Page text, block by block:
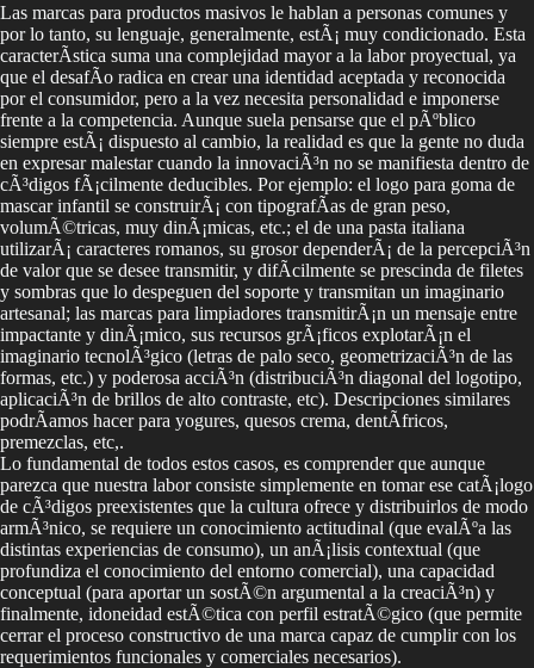
Las marcas para productos masivos le hablan a personas comunes y
por lo tanto, su lenguaje, generalmente, estÃ¡ muy condicionado. Esta
caracterÃ­stica suma una complejidad mayor a la labor proyectual, ya
que el desafÃ­o radica en crear una identidad aceptada y reconocida
por el consumidor, pero a la vez necesita personalidad e imponerse
frente a la competencia. Aunque suela pensarse que el pÃºblico
siempre estÃ¡ dispuesto al cambio, la realidad es que la gente no duda
en expresar malestar cuando la innovaciÃ³n no se manifiesta dentro de
cÃ³digos fÃ¡cilmente deducibles. Por ejemplo: el logo para goma de
mascar infantil se construirÃ¡ con tipografÃ­as de gran peso,
volumÃ©tricas, muy dinÃ¡micas, etc.; el de una pasta italiana
utilizarÃ¡ caracteres romanos, su grosor dependerÃ¡ de la percepciÃ³n
de valor que se desee transmitir, y difÃ­cilmente se prescinda de filetes
y sombras que lo despeguen del soporte y transmitan un imaginario
artesanal; las marcas para limpiadores transmitirÃ¡n un mensaje entre
impactante y dinÃ¡mico, sus recursos grÃ¡ficos explotarÃ¡n el
imaginario tecnolÃ³gico (letras de palo seco, geometrizaciÃ³n de las
formas, etc.) y poderosa acciÃ³n (distribuciÃ³n diagonal del logotipo,
aplicaciÃ³n de brillos de alto contraste, etc). Descripciones similares
podrÃ­amos hacer para yogures, quesos crema, dentÃ­fricos,
premezclas, etc,.
Lo fundamental de todos estos casos, es comprender que aunque
parezca que nuestra labor consiste simplemente en tomar ese catÃ¡logo
de cÃ³digos preexistentes que la cultura ofrece y distribuirlos de modo
armÃ³nico, se requiere un conocimiento actitudinal (que evalÃºa las
distintas experiencias de consumo), un anÃ¡lisis contextual (que
profundiza el conocimiento del entorno comercial), una capacidad
conceptual (para aportar un sostÃ©n argumental a la creaciÃ³n) y
finalmente, idoneidad estÃ©tica con perfil estratÃ©gico (que permite
cerrar el proceso constructivo de una marca capaz de cumplir con los
requerimientos funcionales y comerciales necesarios).